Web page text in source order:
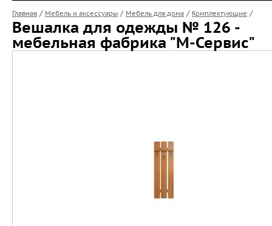
Главная / Мебель и аксессуары / Мебель для дома / Комплектующие /
Вешалка для одежды № 126 -
мебельная фабрика "М-Сервис"